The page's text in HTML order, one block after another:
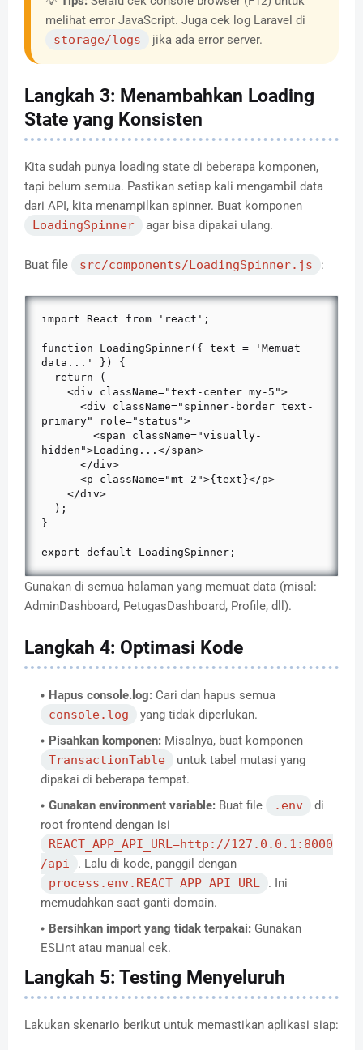
melihat error JavaScript. Juga cek log Laravel di
storage/logs
jika ada error server.
Langkah 3: Menambahkan Loading
State yang Konsisten
Kita sudah punya loading state di beberapa komponen,
tapi belum semua. Pastikan setiap kali mengambil data
dari API, kita menampilkan spinner. Buat komponen
LoadingSpinner
agar bisa dipakai ulang.
Buat file src/components/LoadingSpinner.js :
import React from 'react';
function LoadingSpinner({ text = 'Memuat
data...' }) {
primary" role="status">
hidden">Loading...</span>
}
export default LoadingSpinner;
Gunakan di semua halaman yang memuat data (misal:
AdminDashboard, PetugasDashboard, Profile, dll).
Langkah 4: Optimasi Kode
Hapus console.log: Cari dan hapus semua
console.log
yang tidak diperlukan.
Pisahkan komponen: Misalnya, buat komponen
TransactionTable
untuk tabel mutasi yang
dipakai di beberapa tempat.
Gunakan environment variable: Buat file .env
di
root frontend dengan isi
REACT_APP_API_URL=http://127.0.0.1:8000
/api
. Lalu di kode, panggil dengan
process.env.REACT_APP_API_URL
. Ini
memudahkan saat ganti domain.
Bersihkan import yang tidak terpakai: Gunakan
ESLint atau manual cek.
Langkah 5: Testing Menyeluruh
Lakukan skenario berikut untuk memastikan aplikasi siap: